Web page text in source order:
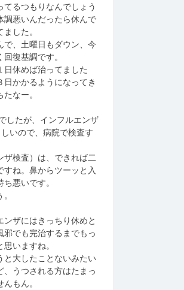
るつもりなんでしょう
調悪いんだったら休んで
した。
で、土曜日もダウン、今
復基調です。
日休めば治ってました
かかるようになってき
なー。
したが、インフルエンザ
いので、病院で検査す
ザ検査）は、できれば二
すね。鼻からツーッと入
悪いです。
ザにはきっちり休めと
邪でも完治するまでもっ
いますね。
と大したことないみたい
、うつされる方はたまっ
もん。